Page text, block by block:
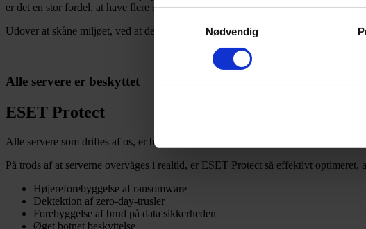
Samtykkevalg
Nødvendig
er det en stor fordel, at have flere services til at dele om den samme processor
Udover at skåne miljøet, ved at dele serverens fysiske ressourcer ved
Alle servere er beskyttet
ESET Protect
Alle servere som driftes af os, er beskyttet med antivirus fra den øverste hylde.
På trods af at serverne overvåges i realtid, er ESET Protect så effektivt
Højereforebyggelse af ransomware
Dektektion af zero-day-trusler
Forebyggelse af brud på data sikkerheden
Øget botnet beskyttelse